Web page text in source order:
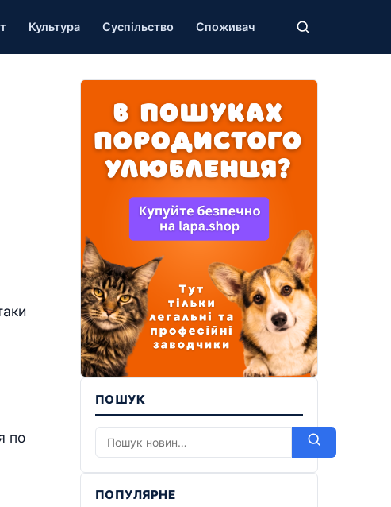
Культура Суспільство Споживач
по
ПОШУК
ПОПУЛЯРНЕ